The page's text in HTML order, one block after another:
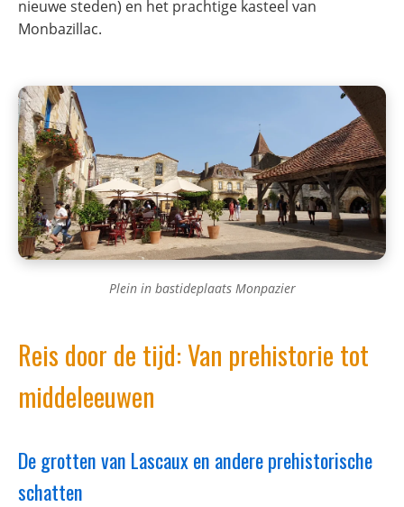
nieuwe steden) en het prachtige kasteel van
Monbazillac.
Plein in bastideplaats Monpazier
Reis door de tijd: Van prehistorie tot
middeleeuwen
De grotten van Lascaux en andere prehistorische
schatten